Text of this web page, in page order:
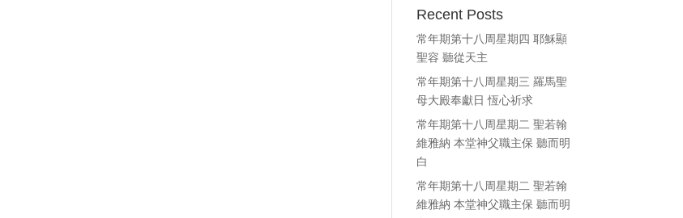
Recent Posts
常年期第十八周星期四 耶穌顯
聖容 聽從天主
常年期第十八周星期三 羅馬聖
母大殿奉獻日 恆心祈求
常年期第十八周星期二 聖若翰
維雅納 本堂神父職主保 聽而明
白
常年期第十八周星期二 聖若翰
維雅納 本堂神父職主保 聽而明